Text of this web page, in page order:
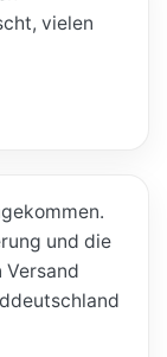
vielen
und die
Versand